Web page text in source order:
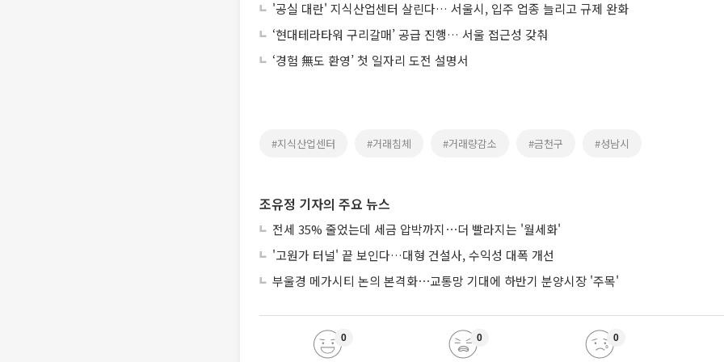
'공실 대란' 지식산업센터 살린다… 서울시, 입주 업종 늘리고 규제 완화
‘현대테라타워 구리갈매’ 공급 진행… 서울 접근성 갖춰
‘경험 無도 환영’ 첫 일자리 도전 설명서
#지식산업센터 #거래침체 #거래량감소 #금천구 #성남시
조유정 기자의 주요 뉴스
전세 35% 줄었는데 세금 압박까지⋯더 빨라지는 '월세화'
'고원가 터널' 끝 보인다…대형 건설사, 수익성 대폭 개선
부울경 메가시티 논의 본격화⋯교통망 기대에 하반기 분양시장 '주목'
0 0 0